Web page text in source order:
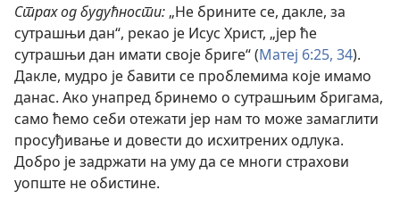
Страх од будућности: „Не брините се, дакле, за
сутрашњи дан“, рекао је Исус Христ, „јер ће
сутрашњи дан имати своје бриге“ (Матеј 6:25, 34).
Дакле, мудро је бавити се проблемима које имамо
данас. Ако унапред бринемо о сутрашњим бригама,
само ћемо себи отежати јер нам то може замаглити
просуђивање и довести до исхитрених одлука.
Добро је задржати на уму да се многи страхови
уопште не обистине.